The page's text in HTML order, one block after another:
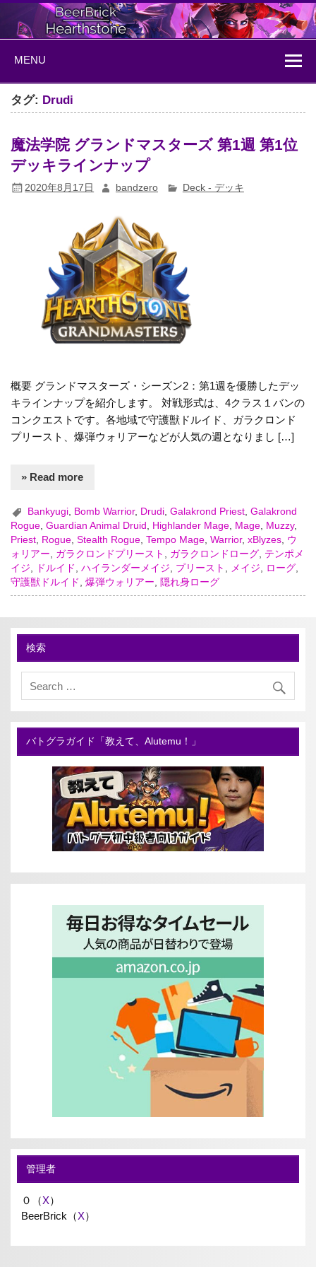
Skip
content
BeerBrick
Hearthstone
MENU
タグ: Drudi
魔法学院 グランドマスターズ 第1週 第1位
デッキラインナップ
2020年8月17日 bandzero Deck - デッキ
概要 グランドマスターズ・シーズン2：第1週を優勝したデッ
キラインナップを紹介します。 対戦形式は、4クラス１バンの
コンクエストです。各地域で守護獣ドルイド、ガラクロンド
プリースト、爆弾ウォリアーなどが人気の週となりまし […]
» Read more
Bankyugi Bomb Warrior, Drudi ,Galakrond Priest ,Galakrond
Rogue,Guardian Animal Druid , Highlander Mage, Mage, Muzzy,
Priest, Rogue,Stealth Rogue,Tempo Mage,Warrior,xBlyzes, ウ
ォリアー, ガラクロンドプリースト , ガラクロンドローグ, テンポメ
イジ, ドルイド ,ハイランダーメイジ, プリースト , メイジ, ローグ,
守護獣ドルイド ,爆弾ウォリアー, 隠れ身ローグ
検索
バトグラガイド「教えて、Alutemu！」
管理者
０（X）
BeerBrick（X）